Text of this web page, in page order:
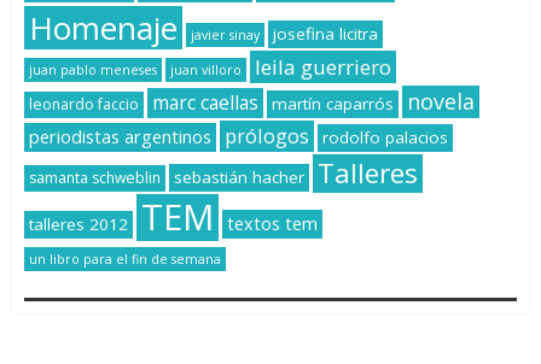
Homenaje javier sinay josefina licitra
juan pablo meneses juan villoro leila guerriero
leonardo faccio marc caellas martín caparrós novela
periodistas argentinos prólogos rodolfo palacios
samanta schweblin sebastián hacher Talleres
talleres 2012 TEM textos tem
un libro para el fin de semana